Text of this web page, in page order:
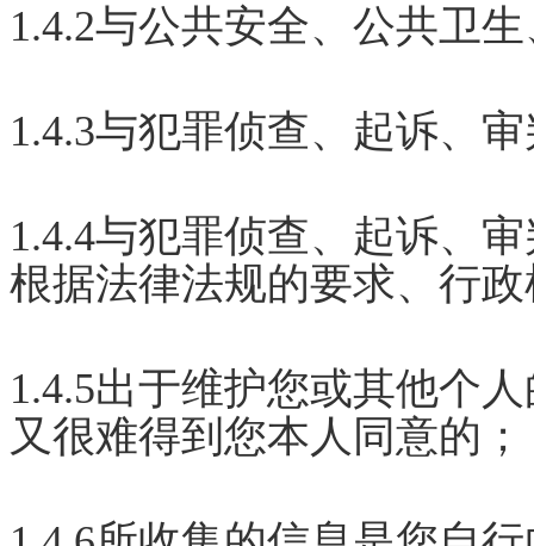
1.4.2与公共安全、公共卫
1.4.3与犯罪侦查、起诉、
1.4.4与犯罪侦查、起诉、
根据法律法规的要求、行
1.4.5出于维护您或其他个
又很难得到您本人同意的；